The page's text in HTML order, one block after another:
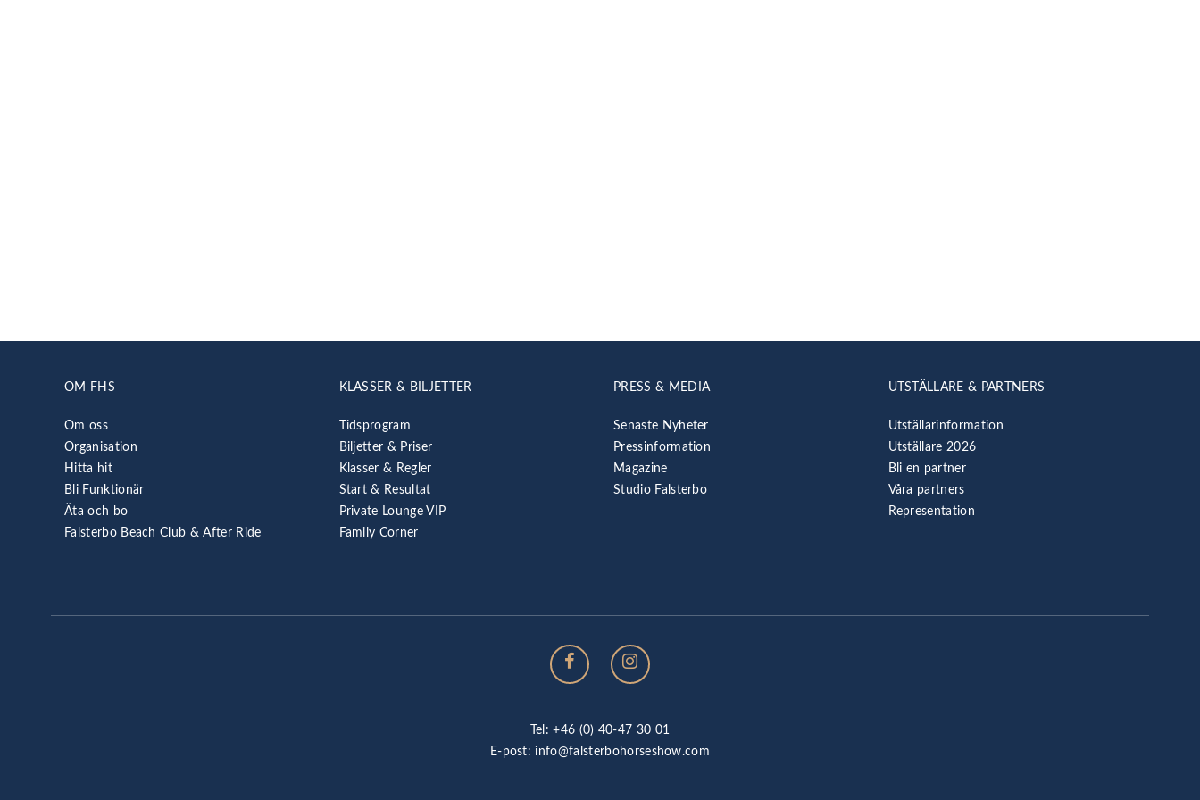
OM FHS
Om oss
Organisation
Hitta hit
Bli Funktionär
Äta och bo
Falsterbo Beach Club & After Ride
KLASSER & BILJETTER
Tidsprogram
Biljetter & Priser
Klasser & Regler
Start & Resultat
Private Lounge VIP
Family Corner
PRESS & MEDIA
Senaste Nyheter
Pressinformation
Magazine
Studio Falsterbo
UTSTÄLLARE & PARTNERS
Utställarinformation
Utställare 2026
Bli en partner
Våra partners
Representation
Tel: +46 (0) 40-47 30 01
E-post: info@falsterbohorseshow.com